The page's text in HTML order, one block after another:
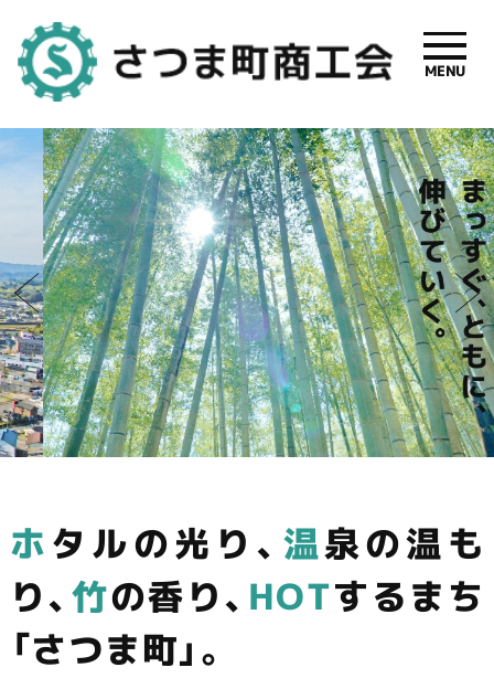
さつま町商
工会【公式】
| 鹿児島県
さつま町の
事業者支援
と地域振興
を応援しま
MENU
ホタルの光り、 温泉の温も
り、 竹の香り、 HOTするまち
「さつま町」。